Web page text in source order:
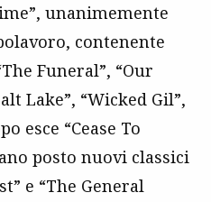
unanimemente
contenente
Funeral”, “Our
Lake”, “Wicked Gil”,
esce “Cease To
posto nuovi classici
e “The General